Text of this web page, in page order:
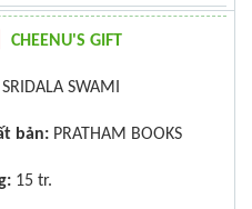
CHEENU'S GIFT
SRIDALA SWAMI
bản: PRATHAM BOOKS
15 tr.